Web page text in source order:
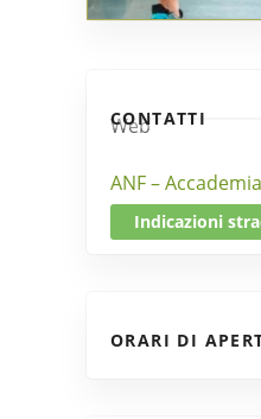
CONTATTI
Web
ANF –
Indicazioni
ORARI DI